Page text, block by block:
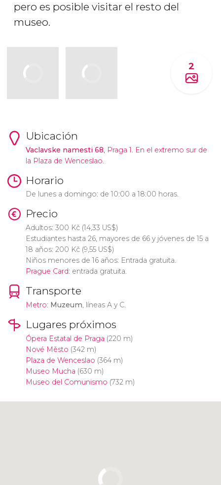
pero es posible visitar el resto del
museo.
2
Ubicación
Vaclavske namesti 68 , Praga 1. En el extremo sur de
la Plaza de Wenceslao.
Horario
De lunes a domingo: de 10:00 a 18:00 horas.
Precio
Adultos: 300 Kč(14,33 US$)
Estudiantes hasta 26, mayores de 66 y jóvenes de 15 a
18 años: 200 Kč(9,55 US$)
Niños menores de 16 años: Entrada gratuita.
Prague Card: entrada gratuita.
Transporte
Metro: Muzeum, líneas A y C.
Lugares próximos
Ópera Estatal de Praga (220 m)
Nové Město (342 m)
Plaza de Wenceslao (364 m)
Museo Mucha (630 m)
Museo del Comunismo (732 m)